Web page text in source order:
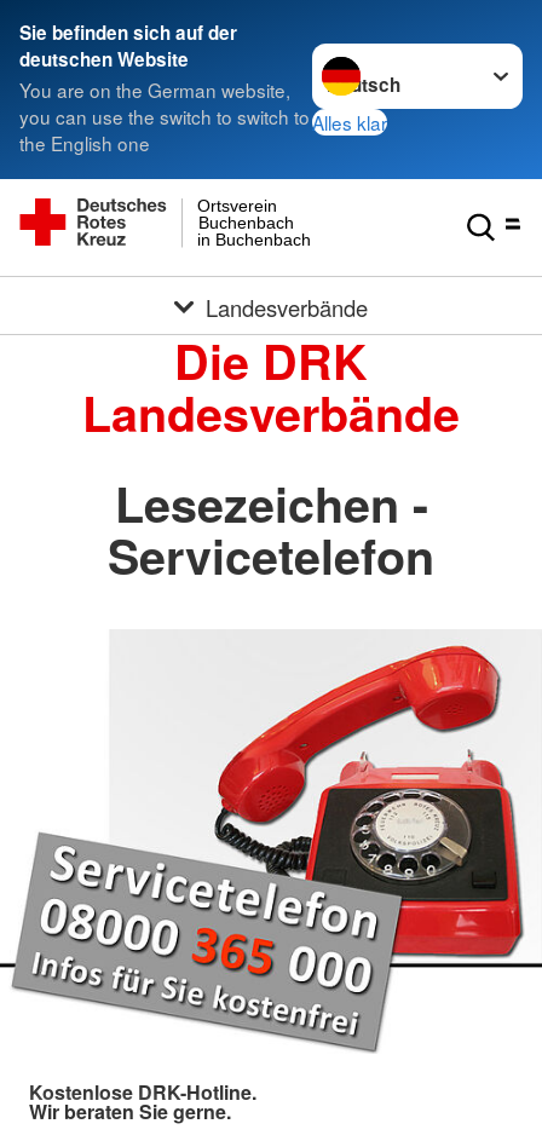
Sie befinden sich auf der
deutschen Website
You are on the German website,
you can use the switch to switch to
the English one
Sprache wechseln zu
Alles klar
in Buchenbach
Buchenbach
Ortsverein
Landesverbände
Die DRK
Landesverbände
Lesezeichen -
Servicetelefon
Kostenlose DRK-Hotline.
Wir beraten Sie gerne.